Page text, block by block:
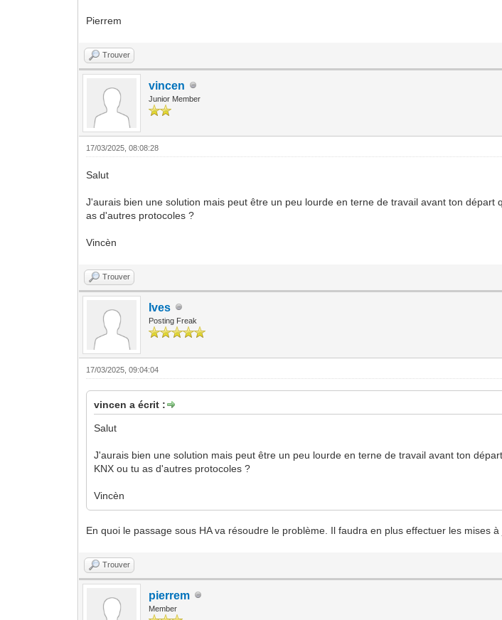
Pierrem
Trouver
vincen
Junior Member
17/03/2025, 08:08:28
Salut
J'aurais bien une solution mais peut être un peu lourde en terne de travail avant ton
as d'autres protocoles ?
Vincèn
Trouver
Ives
Posting Freak
17/03/2025, 09:04:04
vincen a écrit :
Salut
J'aurais bien une solution mais peut être un peu lourde en terne de travail avant ton
KNX ou tu as d'autres protocoles ?
Vincèn
En quoi le passage sous HA va résoudre le problème. Il faudra en plus effectuer les mises
Trouver
pierrem
Member